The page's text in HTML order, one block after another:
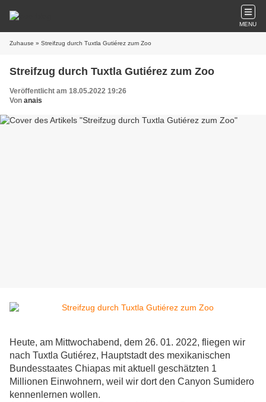
MENU
Zuhause » Streifzug durch Tuxtla Gutiérez zum Zoo
Streifzug durch Tuxtla Gutiérez zum Zoo
Veröffentlicht am 18.05.2022 19:26
Von anais
Heute, am Mittwochabend, dem 26. 01. 2022, fliegen wir
nach Tuxtla Gutiérez, Hauptstadt des mexikanischen
Bundesstaates Chiapas mit aktuell geschätzten 1
Millionen Einwohnern, weil wir dort den Canyon Sumidero
kennenlernen wollen.